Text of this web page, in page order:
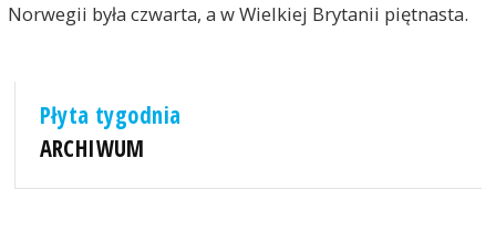
Norwegii była czwarta, a w Wielkiej Brytanii piętnasta.
Płyta tygodnia
ARCHIWUM